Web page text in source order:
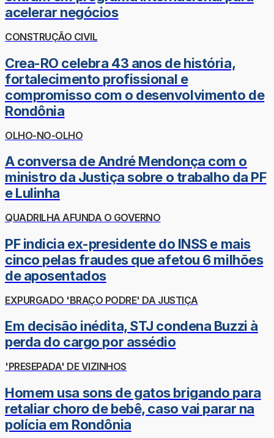
acelerar negócios
CONSTRUÇÃO CIVIL
Crea-RO celebra 43 anos de história,
fortalecimento profissional e
compromisso com o desenvolvimento de
Rondônia
OLHO-NO-OLHO
A conversa de André Mendonça com o
ministro da Justiça sobre o trabalho da PF
e Lulinha
QUADRILHA AFUNDA O GOVERNO
PF indicia ex-presidente do INSS e mais
cinco pelas fraudes que afetou 6 milhões
de aposentados
EXPURGADO 'BRAÇO PODRE' DA JUSTIÇA
Em decisão inédita, STJ condena Buzzi à
perda do cargo por assédio
'PRESEPADA' DE VIZINHOS
Homem usa sons de gatos brigando para
retaliar choro de bebê, caso vai parar na
polícia em Rondônia